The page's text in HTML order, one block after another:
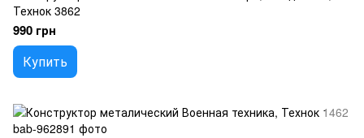
Технок 3862
990 грн
Купить